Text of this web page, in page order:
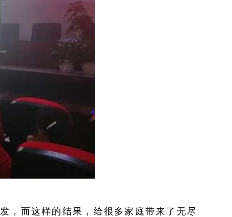
，而这样的结果，给很多家庭带来了无尽